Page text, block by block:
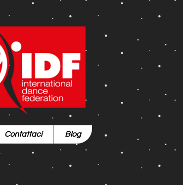
Contattaci Blog